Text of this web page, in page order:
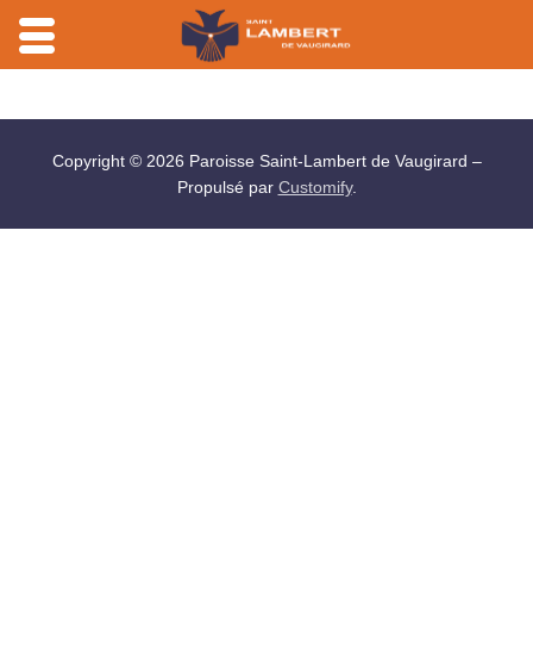
Copyright © 2026 Paroisse Saint-Lambert de Vaugirard –
Propulsé par Customify.